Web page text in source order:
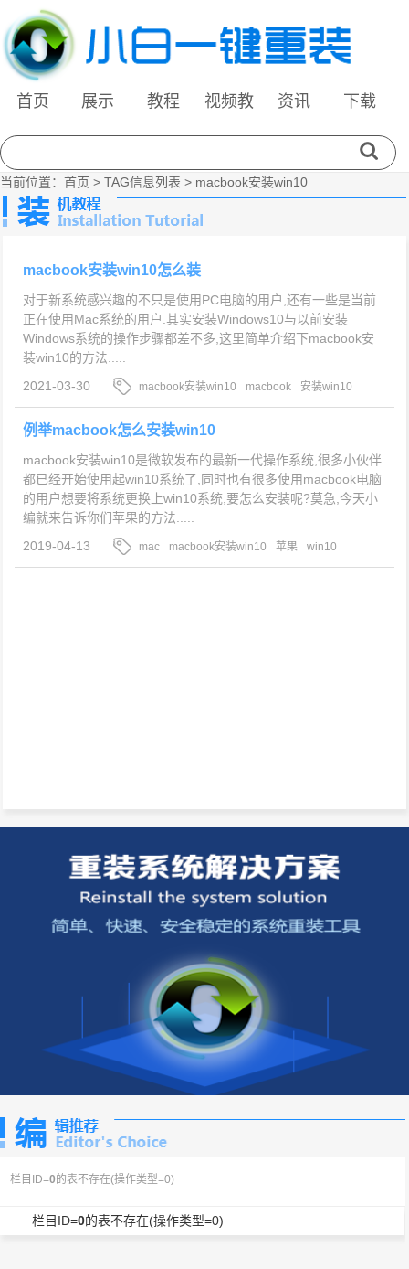
首页 展示 教程
视频教
资讯 下载
当前位置： 首页 > TAG信息列表 > macbook安装win10
macbook安装win10怎么装
对于新系统感兴趣的不只是使用PC电脑的用户,还有一些是当前
正在使用Mac系统的用户.其实安装Windows10与以前安装
Windows系统的操作步骤都差不多,这里简单介绍下macbook安
装win10的方法.....
2021-03-30
macbook安装win10 macbook 安装win10
例举macbook怎么安装win10
macbook安装win10是微软发布的最新一代操作系统,很多小伙伴
都已经开始使用起win10系统了,同时也有很多使用macbook电脑
的用户想要将系统更换上win10系统,要怎么安装呢?莫急,今天小
编就来告诉你们苹果的方法.....
2019-04-13
mac macbook安装win10 苹果 win10
栏目ID=0的表不存在(操作类型=0)
栏目ID=0的表不存在(操作类型=0)